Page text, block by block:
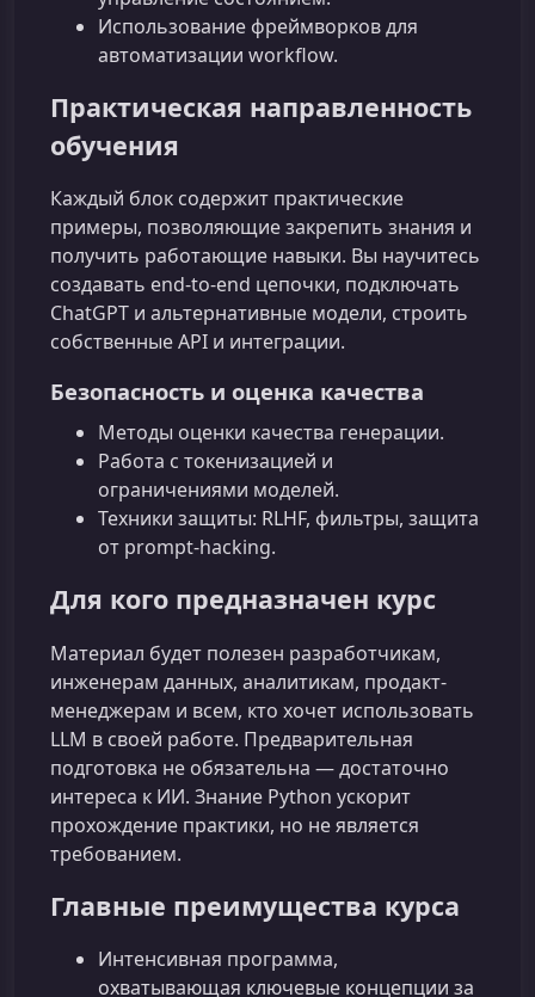
Использование фреймворков для
автоматизации workflow.
Практическая направленность
обучения
Каждый блок содержит практические
примеры, позволяющие закрепить знания и
получить работающие навыки. Вы научитесь
создавать end-to-end цепочки, подключать
ChatGPT и альтернативные модели, строить
собственные API и интеграции.
Безопасность и оценка качества
Методы оценки качества генерации.
Работа с токенизацией и
ограничениями моделей.
Техники защиты: RLHF, фильтры, защита
от prompt-hacking.
Для кого предназначен курс
Материал будет полезен разработчикам,
инженерам данных, аналитикам, продакт-
менеджерам и всем, кто хочет использовать
LLM в своей работе. Предварительная
подготовка не обязательна — достаточно
интереса к ИИ. Знание Python ускорит
прохождение практики, но не является
требованием.
Главные преимущества курса
Интенсивная программа,
охватывающая ключевые концепции за